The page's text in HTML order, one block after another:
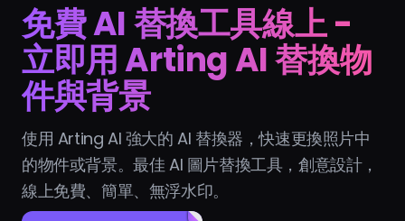
免費 AI 替換工具線上 -
立即用 Arting AI 替換物
件與背景
使用 Arting AI 強大的 AI 替換器，快速更換照片中
的物件或背景。最佳 AI 圖片替換工具，創意設計，
線上免費、簡單、無浮水印。